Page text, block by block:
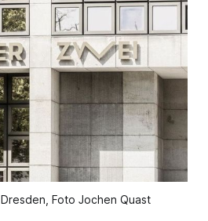
Dresden, Foto Jochen Quast